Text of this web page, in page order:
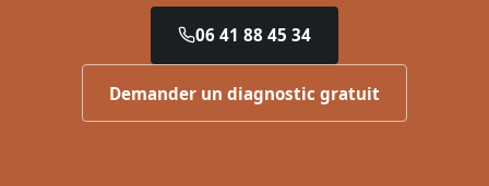
06 41 88 45 34
Demander un diagnostic gratuit